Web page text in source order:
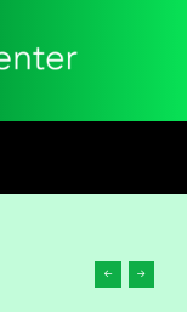
Forrige Neste